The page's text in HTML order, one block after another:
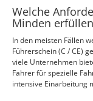
Welche
Minden
In den meisten Fällen
Führerschein (C / CE)
viele Unternehmen
Fahrer für spezielle
intensive Einarbeitung